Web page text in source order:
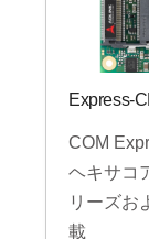
Express-
COM
ヘキサコ
リーズお
載